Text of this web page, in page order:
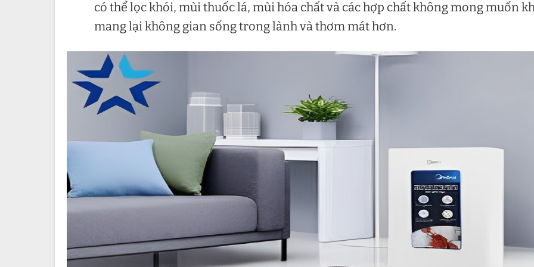
có thể lọc khói, mùi thuốc lá, mùi hóa chất và các hợp chất không mong muốn
mang lại không gian sống trong lành và thơm mát hơn.